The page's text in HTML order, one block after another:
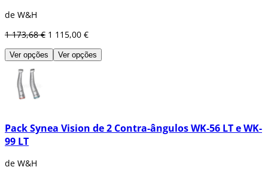
de W&H
1 173,68 € 1 115,00 €
Ver opções Ver opções
Pack Synea Vision de 2 Contra-ângulos WK-56 LT e WK-
99 LT
de W&H